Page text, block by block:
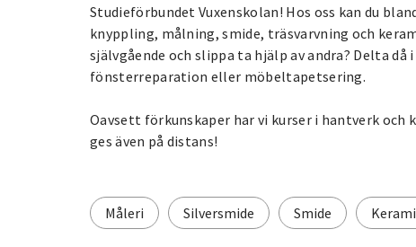
Studieförbundet Vuxenskolan! Hos oss kan du
knyppling, målning, smide, träsvarvning och
självgående och slippa ta hjälp av andra? Delta då i
fönsterreparation eller möbeltapetsering.
Oavsett förkunskaper har vi kurser i hantverk och
ges även på distans!
Måleri Silversmide Smide